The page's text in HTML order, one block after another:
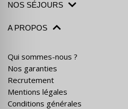
NOS SÉJOURS
A PROPOS
Qui sommes-nous ?
Nos garanties
Recrutement
Mentions légales
Conditions générales